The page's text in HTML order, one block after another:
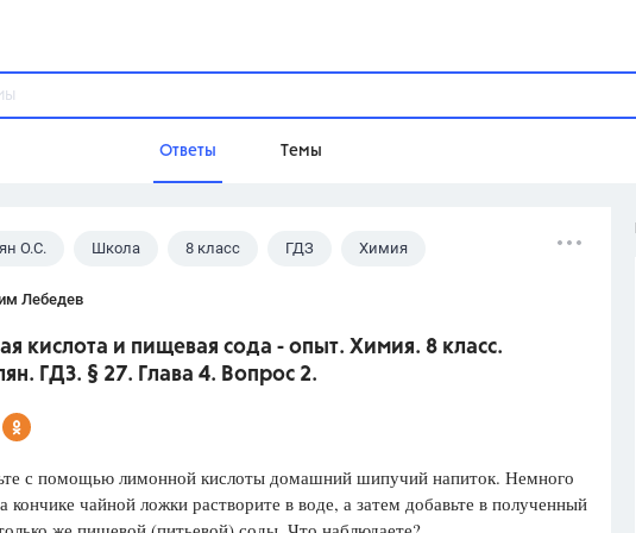
Ответы Темы
Домашнее задание
Учебники
Разумовская М.М.,Габриелян О.С.,
О.С. Школа 8 класс ГДЗ Химия
Лебедев
кислота и пищевая сода - опыт. Химия. 8 класс.
ГДЗ. § 27. Глава 4. Вопрос 2.
с помощью лимонной кислоты домашний шипучий напиток. Немного
кончике чайной ложки растворите в воде, а затем добавьте в полученный